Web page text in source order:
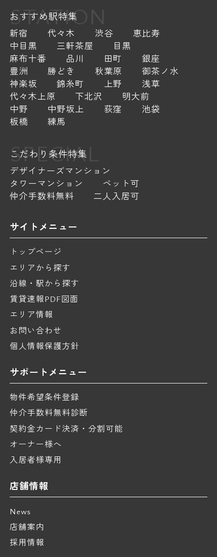
STATION
おすすめ駅特集
新宿 代々木 渋谷
恵比寿
中目黒
三軒茶屋
目黒
麻布十番
品川 田町
銀座
豊洲
勝どき 秋葉原
御茶ノ水
神楽坂
錦糸町 上野
浅草
代々木上原
下北沢
明大前
中野
中野坂上 荻窪
池袋
板橋
練馬
SPECIAL
こだわり条件特集
デザイナーズマンション
タワーマンション
ペット可
仲介手数料無料
二人入居可
サイトメニュー
トップページ
エリアから探す
沿線・駅から探す
賃貸速報PDF図面
エリア情報
お問い合わせ
個人情報保護方針
サポートメニュー
物件希望条件登録
仲介手数料無料診断
契約金カード決済・分割可能
オーナー様へ
入居者様専用
店舗情報
News
店舗案内
採用情報